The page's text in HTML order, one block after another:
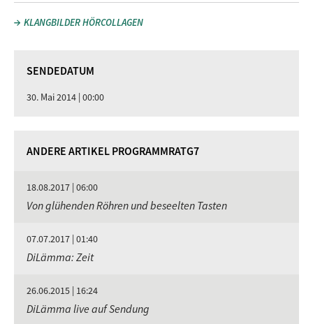
KLANGBILDER HÖRCOLLAGEN
SENDEDATUM
30. Mai 2014 | 00:00
ANDERE ARTIKEL PROGRAMMRATG7
18.08.2017 | 06:00
Von glühenden Röhren und beseelten Tasten
07.07.2017 | 01:40
DiLämma: Zeit
26.06.2015 | 16:24
DiLämma live auf Sendung